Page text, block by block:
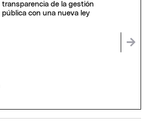
transparencia de la gestión
pública con una nueva ley